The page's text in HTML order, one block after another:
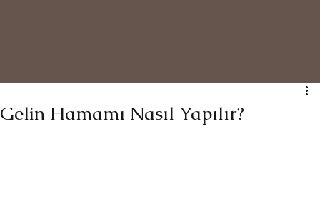
Gelin Hamamı Nasıl Yapılır?